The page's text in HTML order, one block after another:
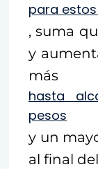
para
, suma
y
hasta
pesos
y un
al final